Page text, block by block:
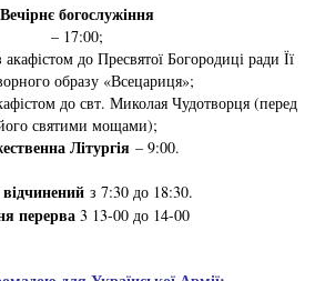
Вечірнє богослужіння
– 17:00;
до Пресвятої Богородиці ради Її
образу «Всецариця»;
до свт. Миколая Чудотворця (перед
святими мощами);
Літургія– 9:00.
з 7:30 до 18:30.
перерва3 13-00 до 14-00